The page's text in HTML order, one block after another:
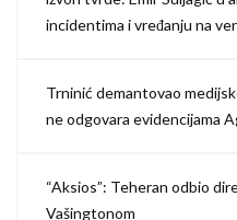
incidentima i vređanju na
Trninić demantovao
ne odgovara evidencijama
“Aksios”: Teheran odbio
Vašingtonom